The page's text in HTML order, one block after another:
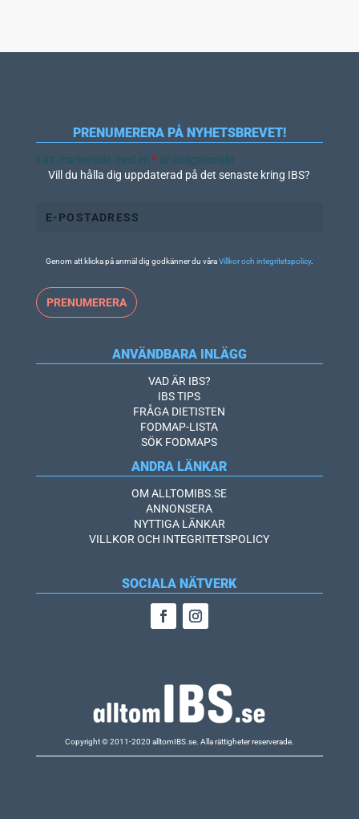
PRENUMERERA PÅ NYHETSBREVET!
Fält markerade med en *är obligatoriskt
Vill du hålla dig uppdaterad på det senaste kring IBS?
Genom att klicka på anmäl dig godkänner du våraVillkor och integritetspolicy.
ANVÄNDBARA INLÄGG
VAD ÄR IBS?
IBS TIPS
FRÅGA DIETISTEN
FODMAP-LISTA
SÖK FODMAPS
ANDRA LÄNKAR
OM ALLTOMIBS.SE
ANNONSERA
NYTTIGA LÄNKAR
VILLKOR OCH INTEGRITETSPOLICY
SOCIALA NÄTVERK
Copyright © 2011-2020 alltomIBS.se. Alla rättigheter reserverade.